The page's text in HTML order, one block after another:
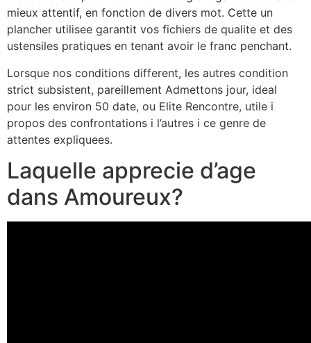
mieux attentif, en fonction de divers mot. Cette un
plancher utilisee garantit vos fichiers de qualite et des
ustensiles pratiques en tenant avoir le franc penchant.
Lorsque nos conditions different, les autres condition
strict subsistent, pareillement Admettons jour, ideal
pour les environ 50 date, ou Elite Rencontre, utile i
propos des confrontations i l’autres i ce genre de
attentes expliquees.
Laquelle apprecie d’age
dans Amoureux?